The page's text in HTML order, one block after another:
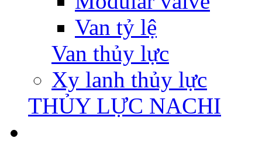
Van tỷ lệ
Van thủy lực
Xy lanh thủy lực
THỦY LỰC NACHI